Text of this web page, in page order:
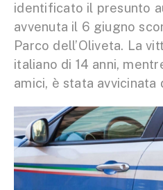
identificato il presunto
avvenuta il 6 giugno
Parco dell’Oliveta. La
italiano di 14 anni,
amici, è stata avvicinata